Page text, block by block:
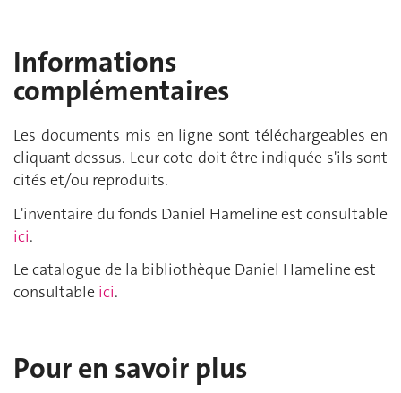
Informations
complémentaires
Les documents mis en ligne sont téléchargeables en
cliquant dessus. Leur cote doit être indiquée s'ils sont
cités et/ou reproduits.
L'inventaire du fonds Daniel Hameline est consultable
ici.
Le catalogue de la bibliothèque Daniel Hameline est
consultable ici.
Pour en savoir plus